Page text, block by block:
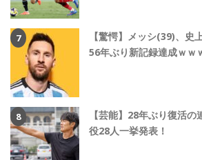
【驚愕】メッシ(39)、史
56年ぶり新記録達成ｗｗ
【芸能】28年ぶり復活
役28人一挙発表！